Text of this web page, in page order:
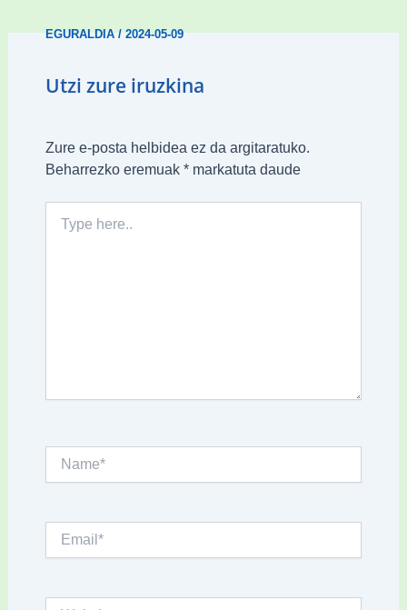
EGURALDIA/2024-05-09
Utzi zure iruzkina
Zure e-posta helbidea ez da argitaratuko.
Beharrezko eremuak *markatuta daude
here..